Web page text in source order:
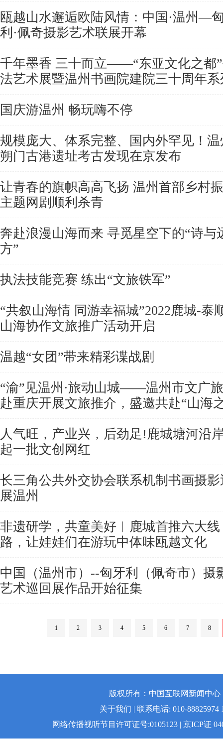
瓯越山水邂逅欧陆风情：中国·温州—
利·佩奇摄影艺术联展开幕
千年墨香 三十而立——“东亚文化之都
法艺术展暨温州书画院建院三十周年
国庆游温州 畅玩嗨不停
规模庞大、体系完整、国内外罕见！温
朔门古港遗址考古发现在京发布
让青春的旗帜高高飞扬 温州首部乡村
主题网剧顺利杀青
奔赴浪漫山海而来 寻觅星空下的“诗与
方”
执法技能竞赛 练出“文旅铁军”
“共叙山海情 同游幸福城”2022鹿城-泰
山海协作文旅推广活动开启
温越“女团”带来精彩谍战剧
“渝”见温州·旅动山城——温州市文广
赴重庆开展文旅推介，盛邀共赴“山海
人气旺，产业兴，后劲足!鹿城塘河沿
起一批文创网红
长三角公共外交协会联系机制书画摄影
展温州
非遗研学，共童美好︱鹿城首推六大线
路，让娃娃们在游玩中体味瓯越文化
中国（温州市）--匈牙利（佩奇市）摄
艺术巡回展作品开始征集
1 2 3 4 5 6 7 8
版权所有：中国互联网新闻中
关于我们 | 联系电话: 010-88825974
网络传播视听节目许可证号:0105123 | 京ICP证